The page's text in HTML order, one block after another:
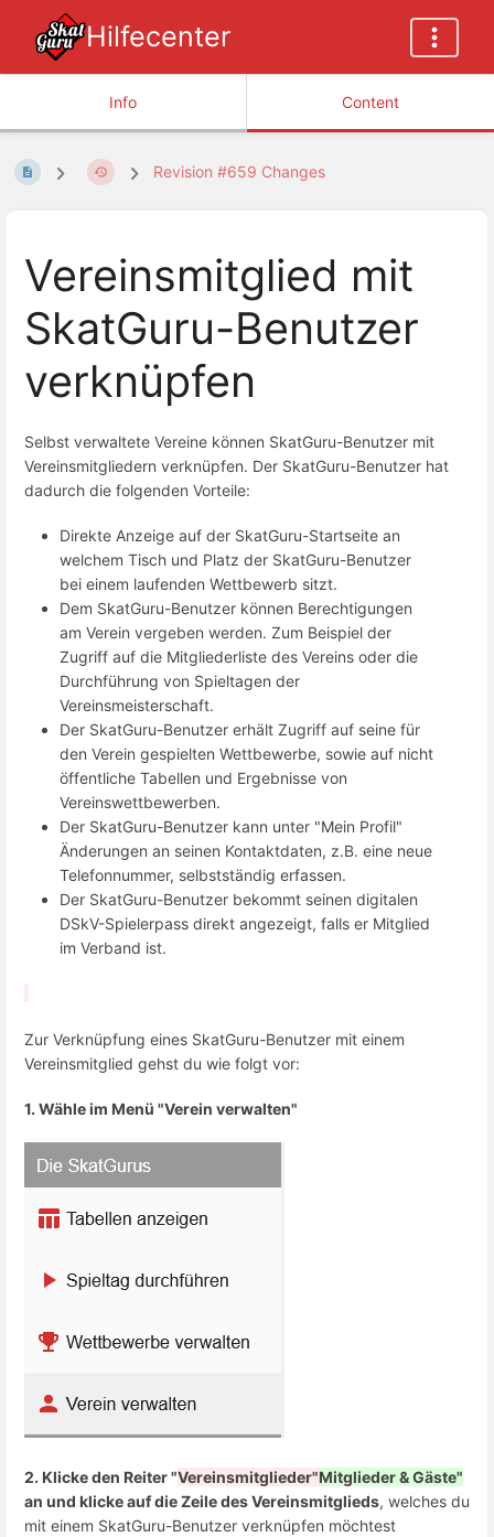
Hilfecenter
Info Content
Revision #659 Changes
Vereinsmitglied mit
SkatGuru-Benutzer
verknüpfen
Selbst verwaltete Vereine können SkatGuru-Benutzer mit
Vereinsmitgliedern verknüpfen. Der SkatGuru-Benutzer hat
dadurch die folgenden Vorteile:
Direkte Anzeige auf der SkatGuru-Startseite an
welchem Tisch und Platz der SkatGuru-Benutzer
bei einem laufenden Wettbewerb sitzt.
Dem SkatGuru-Benutzer können Berechtigungen
am Verein vergeben werden. Zum Beispiel der
Zugriff auf die Mitgliederliste des Vereins oder die
Durchführung von Spieltagen der
Vereinsmeisterschaft.
Der SkatGuru-Benutzer erhält Zugriff auf seine für
den Verein gespielten Wettbewerbe, sowie auf nicht
öffentliche Tabellen und Ergebnisse von
Vereinswettbewerben.
Der SkatGuru-Benutzer kann unter "Mein Profil"
Änderungen an seinen Kontaktdaten, z.B. eine neue
Telefonnummer, selbstständig erfassen.
Der SkatGuru-Benutzer bekommt seinen digitalen
DSkV-Spielerpass direkt angezeigt, falls er Mitglied
im Verband ist.
Zur Verknüpfung eines SkatGuru-Benutzer mit einem
Vereinsmitglied gehst du wie folgt vor:
1. Wähle im Menü "Verein verwalten"
2. Klicke den Reiter "Vereinsmitglieder"Mitglieder & Gäste"
an und klicke auf die Zeile des Vereinsmitglieds, welches du
mit einem SkatGuru-Benutzer verknüpfen möchtest